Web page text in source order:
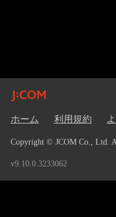
ホーム 利用規約
Copyright © JCOM Co., Ltd.
v9.10.0.3233062